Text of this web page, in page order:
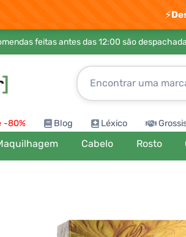
⚡
feitas antes das 12:00 são
-80% Blog Léxico
Cabelo Rosto